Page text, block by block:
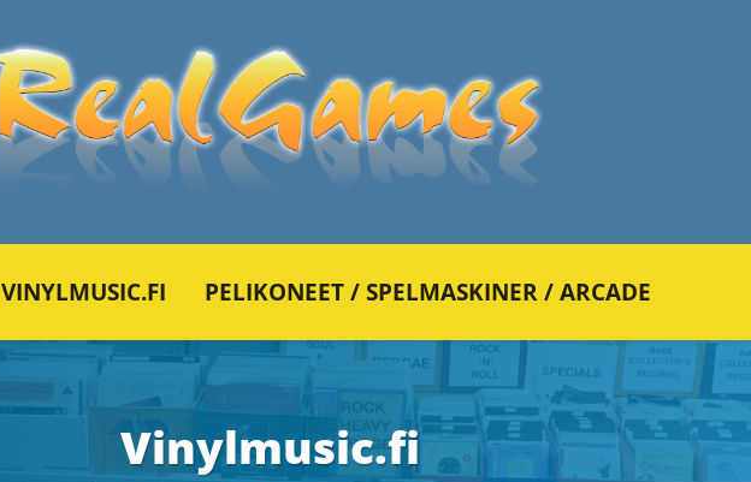
VINYLMUSIC.FI PELIKONEET / SPELMASKINER / ARCADE
Vinylmusic.fi